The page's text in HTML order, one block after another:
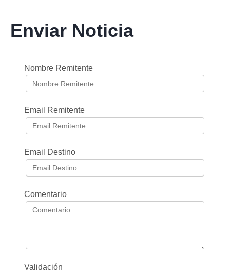
Enviar Noticia
Nombre Remitente
Email Remitente
Email Destino
Comentario
Validación